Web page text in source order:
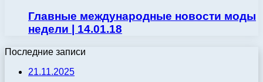
Главные международные новости моды
недели | 14.01.18
Последние записи
21.11.2025